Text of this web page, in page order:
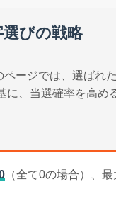
びの戦略
ージでは、選ばれ
に、当選確率を高め
（全て0の場合）、